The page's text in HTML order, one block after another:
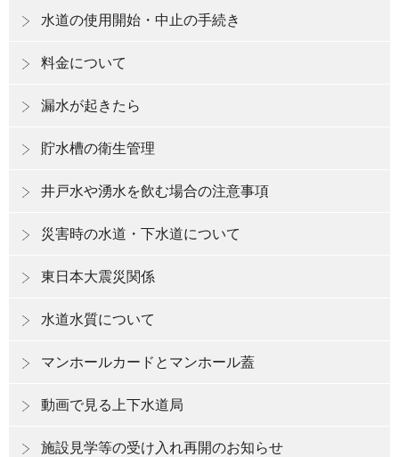
水道の使用開始・中止の手続き
料金について
漏水が起きたら
貯水槽の衛生管理
井戸水や湧水を飲む場合の注意事項
災害時の水道・下水道について
東日本大震災関係
水道水質について
マンホールカードとマンホール蓋
動画で見る上下水道局
施設見学等の受け入れ再開のお知らせ